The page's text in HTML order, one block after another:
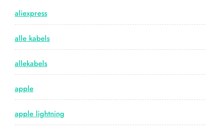
aliexpress
alle kabels
allekabels
apple
apple lightning